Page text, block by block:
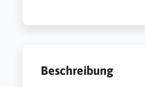
Beschreibung